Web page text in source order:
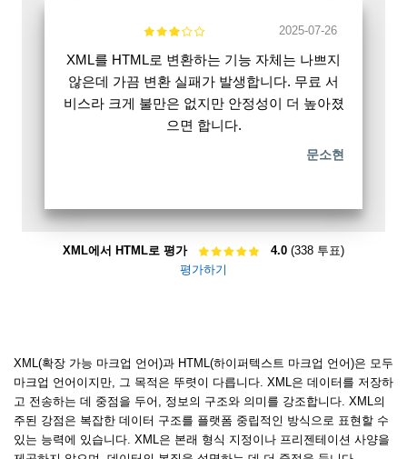
2025-07-26
XML를 HTML로 변환하는 기능 자체는 나쁘지
않은데 가끔 변환 실패가 발생합니다. 무료 서
비스라 크게 불만은 없지만 안정성이 더 높아졌
으면 합니다.
문소현
XML에서 HTML로 평가 4.0 (338 투표)
평가하기
XML(확장 가능 마크업 언어)과 HTML(하이퍼텍스트 마크업 언어)은 모두
마크업 언어이지만, 그 목적은 뚜렷이 다릅니다. XML은 데이터를 저장하
고 전송하는 데 중점을 두어, 정보의 구조와 의미를 강조합니다. XML의
주된 강점은 복잡한 데이터 구조를 플랫폼 중립적인 방식으로 표현할 수
있는 능력에 있습니다. XML은 본래 형식 지정이나 프리젠테이션 사양을